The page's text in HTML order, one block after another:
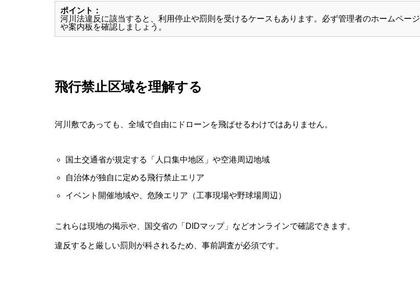
ポイント：
河川法違反に該当すると、利用停止や罰則を受けるケースもあります。必ず管理者のホームページ
や案内板を確認しましょう。
飛行禁止区域を理解する
河川敷であっても、全域で自由にドローンを飛ばせるわけではありません。
国土交通省が規定する「人口集中地区」や空港周辺地域
自治体が独自に定める飛行禁止エリア
イベント開催地域や、危険エリア（工事現場や野球場周辺）
これらは現地の掲示や、国交省の「DIDマップ」などオンラインで確認できます。
違反すると厳しい罰則が科されるため、事前調査が必須です。